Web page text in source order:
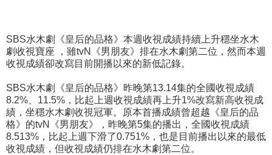
SBS水木劇《皇后的品格》本週收視成績持續上升穩坐水木
劇收視寶座 ，雖tvN《男朋友》排在水木劇第二位，然而本週
收視成績卻改寫目前開播以來的新低記錄。
SBS水木劇《皇后的品格》昨晚第13.14集的全國收視成績
8.2%、11.5%，比起上週收視成績再上升1%改寫新高收視成
績，坐穩水木劇收視冠軍。原本首播成績曾超越《皇后的品
格》的tvN《男朋友》，昨晚第5集的播出，全國收視成績
8.513%，比起上週下滑了0.751%，也是目前播出以來的最低
收視成績，但收視成績仍排在水木劇第二位。